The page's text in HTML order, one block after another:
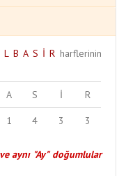
L B A S İ R harflerinin
A S İ R
1 4 3 3
aynı "Ay" doğumlular